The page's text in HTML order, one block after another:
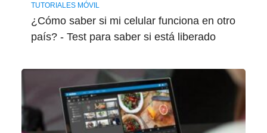
TUTORIALES MÓVIL
¿Cómo saber si mi celular funciona en otro
país? - Test para saber si está liberado